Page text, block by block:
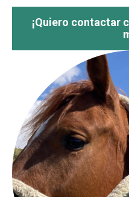
¡Quiero contactar